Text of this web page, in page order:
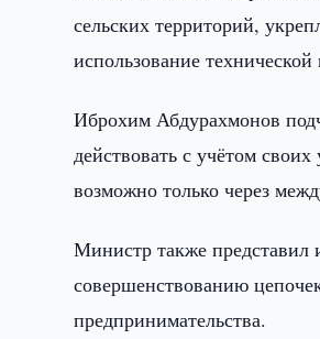
сельских территорий,
использование
Иброхим Абдурахмонов
действовать с учётом
возможно только через
Министр также представил
совершенствованию
предпринимательства.